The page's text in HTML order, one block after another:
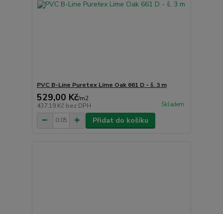
PVC B-Line Puretex Lime Oak 661 D - š. 3 m
529,00 Kč/m2
437,19 Kč bez DPH Skladem
Přidat do košíku